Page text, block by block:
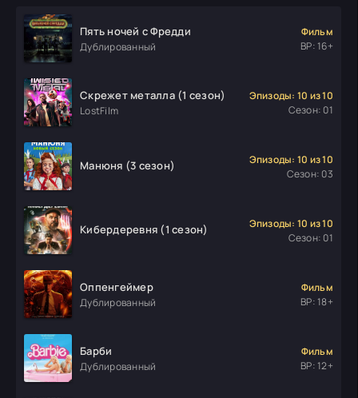
Пять ночей с Фредди
Дублированный
Фильм
ВР: 16+
Скрежет металла (1 сезон)
LostFilm
Эпизоды: 10 из 10
Сезон: 01
Манюня (3 сезон)
Эпизоды: 10 из 10
Сезон: 03
Кибердеревня (1 сезон)
Эпизоды: 10 из 10
Сезон: 01
Оппенгеймер
Дублированный
Фильм
ВР: 18+
Барби
Дублированный
Фильм
ВР: 12+